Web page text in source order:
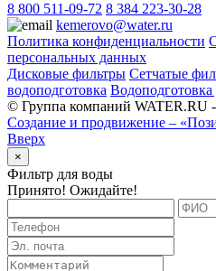
8 800 511-09-72 8 384 223-30-28
kemerovo@water.ru
Политика конфиденциальности
персональных данных
Дисковые фильтры Сетчатые
водоподготовка Водоподготовка
© Группа компаний
Создание и продвижение –
Вверх
×
Фильтр для воды
Принято! Ожидайте!